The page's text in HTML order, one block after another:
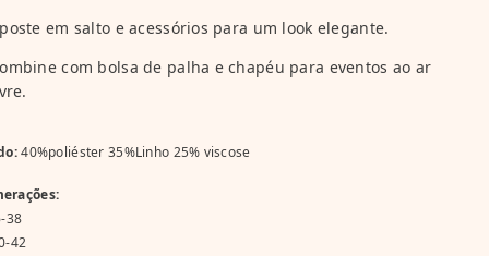
em salto e acessórios para um look elegante.
com bolsa de palha e chapéu para eventos ao ar
40%poliéster 35%Linho 25% viscose
38
42